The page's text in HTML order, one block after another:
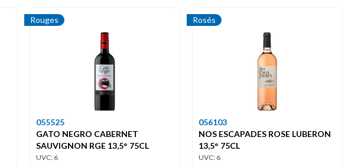
Rouges
055525
GATO NEGRO CABERNET
SAUVIGNON RGE 13,5° 75CL
UVC: 6
Rosés
056103
NOS ESCAPADES ROSE LUBERON
13,5° 75CL
UVC: 6